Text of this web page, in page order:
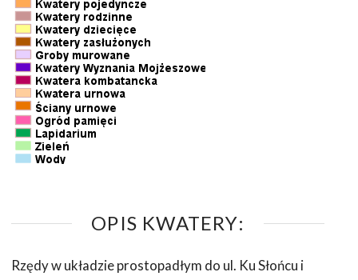
OPIS KWATERY:
Rzędy w układzie prostopadłym do ul. Ku Słońcu i